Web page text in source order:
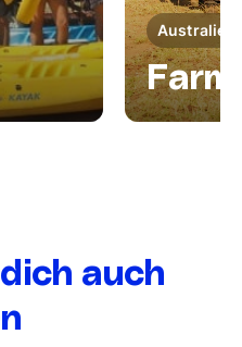
Australien
auch